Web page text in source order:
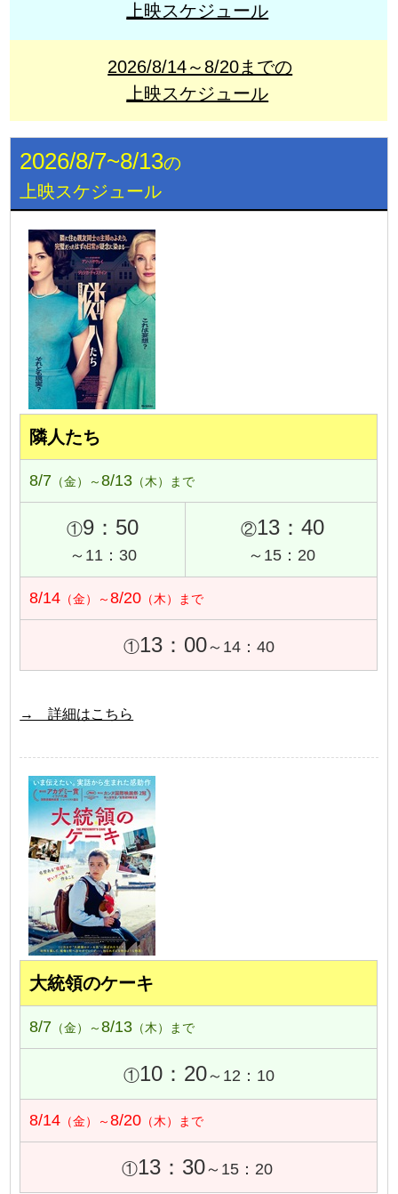
上映スケジュール
2026/8/14～8/20までの
上映スケジュール
2026/8/7~8/13の
上映スケジュール
隣人たち
8/7 （金）～8/13 （木）まで
①9：50
～11：30
②13：40
～15：20
8/14 （金）～8/20 （木）まで
①13：00～14：40
→ 詳細はこちら
大統領のケーキ
8/7 （金）～8/13 （木）まで
①10：20～12：10
8/14 （金）～8/20 （木）まで
①13：30～15：20